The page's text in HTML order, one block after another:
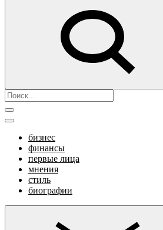
бизнес
финансы
первые лица
мнения
стиль
биографии